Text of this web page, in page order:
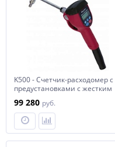
K500 - Счетчик-расходомер с
предустановками c жестким
99 280 руб.